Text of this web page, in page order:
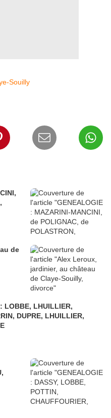
Souilly
de
LOBBE, LHUILLIER,
DUPRE, LHUILLIER,